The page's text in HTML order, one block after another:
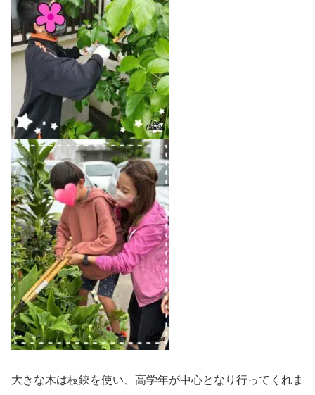
大きな木は枝鋏を使い、高学年が中心となり行ってくれま